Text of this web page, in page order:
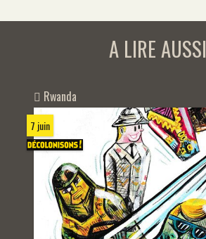
A LIRE AUSSI
Rwanda
7 juin